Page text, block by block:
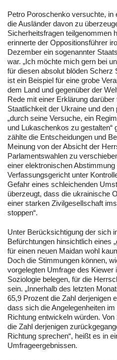
Petro Poroschenko versuchte, in
die Ausländer davon zu
Sicherheitsfragen teilgenommen
erinnerte der Oppositionsführer
Dezember ein sogenannter
war. „Ich möchte mich gern bei
für diesen absolut blöden Scherz
ist ein Beispiel für eine grobe
dem Land und gegenüber der
Rede mit einer Erklärung
Staatlichkeit der Ukraine und
„durch seine Versuche, ein
und Lukaschenkos zu gestalten“
zählte die Entscheidungen und
Meinung von der Absicht der
Parlamentswahlen zu
einer elektronischen
Verfassungsgericht unter
Gefahr eines schleichenden
überzeugt, dass die ukrainische
einer starken Zivilgesellschaft
stoppen“.
Unter Berücksichtigung der sich
Befürchtungen hinsichtlich eines
für einen neuen Maidan wohl
Doch die Stimmungen können,
vorgelegten Umfrage des Kiewer
Soziologie belegen, für die
sein. „Innerhalb des letzten
65,9 Prozent die Zahl derjenigen
dass sich die Angelegenheiten
Richtung entwickeln würden.
die Zahl derjenigen
Richtung sprechen“, heißt es in
Umfrageergebnissen.